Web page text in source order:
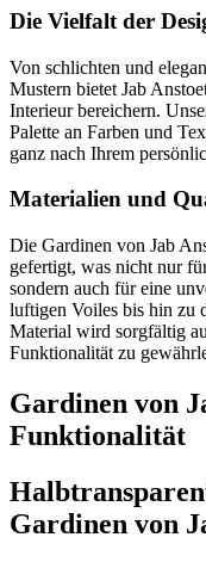
Die Vielfalt der
Von schlichten und
Mustern bietet Jab
Interieur bereichern.
Palette an Farben und
ganz nach Ihrem
Materialien und
Die Gardinen von Jab
gefertigt, was nicht nur
sondern auch für eine
luftigen Voiles bis hin zu
Material wird sorgfältig
Funktionalität zu
Gardinen von
Funktionalität
Gardinen von